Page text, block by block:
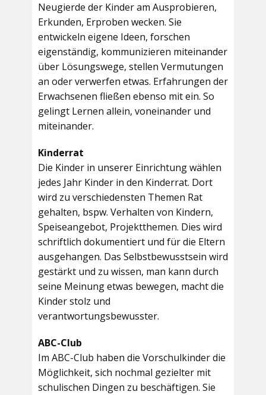
Neugierde der Kinder am Ausprobieren,
Erkunden, Erproben wecken. Sie
entwickeln eigene Ideen, forschen
eigenständig, kommunizieren miteinander
über Lösungswege, stellen Vermutungen
an oder verwerfen etwas. Erfahrungen der
Erwachsenen fließen ebenso mit ein. So
gelingt Lernen allein, voneinander und
miteinander.
Kinderrat
Die Kinder in unserer Einrichtung wählen
jedes Jahr Kinder in den Kinderrat. Dort
wird zu verschiedensten Themen Rat
gehalten, bspw. Verhalten von Kindern,
Speiseangebot, Projektthemen. Dies wird
schriftlich dokumentiert und für die Eltern
ausgehangen. Das Selbstbewusstsein wird
gestärkt und zu wissen, man kann durch
seine Meinung etwas bewegen, macht die
Kinder stolz und
verantwortungsbewusster.
ABC-Club
Im ABC-Club haben die Vorschulkinder die
Möglichkeit, sich nochmal gezielter mit
schulischen Dingen zu beschäftigen. Sie